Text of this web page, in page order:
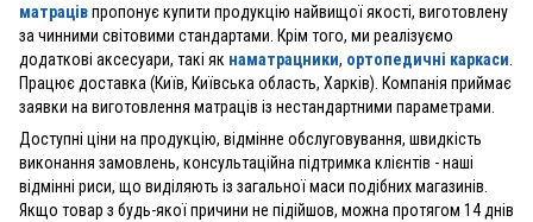
матрацівпропонує купити продукцію найвищої якості, виготовлену
за чинними світовими стандартами. Крім того, ми реалізуємо
додаткові аксесуари, такі як наматрацники, ортопедичні каркаси
Працює доставка (Київ, Київська область, Харків). Компанія приймає
заявки на виготовлення матраців із нестандартними параметрами.
Доступні ціни на продукцію, відмінне обслуговування, швидкість
виконання замовлень, консультаційна підтримка клієнтів - наші
відмінні риси, що виділяють із загальної маси подібних магазинів.
Якщо товар з будь-якої причини не підійшов, можна протягом 14 днів